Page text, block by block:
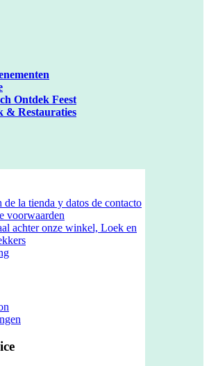
Ontdek Feest
& Restauraties
la tienda y datos de contacto
voorwaarden
achter onze winkel, Loek en